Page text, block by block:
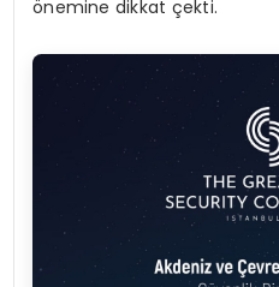
önemine dikkat çekti.